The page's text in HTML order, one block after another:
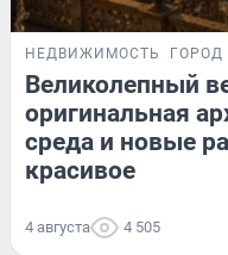
НЕДВИЖИМОСТЬ ГОРОД
Великолепный
оригинальная
среда и новые
красивое
4 августа 4 505